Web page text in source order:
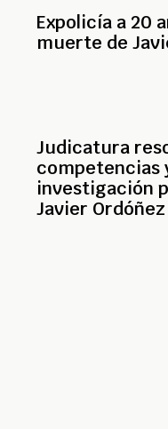
Expolicía a 20
muerte de
Judicatura
competencias
investigación
Javier Ordóñez